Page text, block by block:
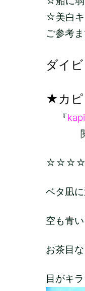
☆美白キ
ご参考
ダイ
★カピ
『
閲覧
ベタ凪
空も青
お茶目
目がキ